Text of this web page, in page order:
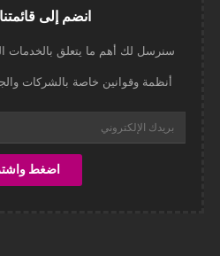
انضم إلى
سنرسل لك أهم ما يتعلق بالخدمات
أنظمة وقوانين خاصة بالشركات